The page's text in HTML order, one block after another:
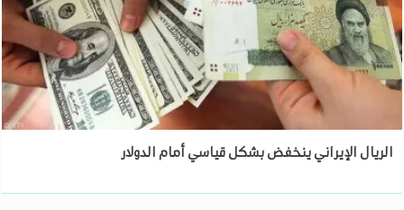
الريال الإيراني ينخفض بشكل قياسي أمام الدولار